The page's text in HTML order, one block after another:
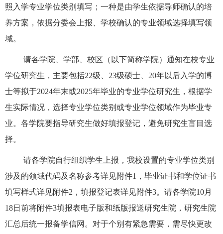
照入学专业学位类别填写；一种是由学生依据导师确认的培
养方案，依据分委会上报、学校确认的专业领域选择填写领
域。
请各学院、学部、校区（以下简称学院）通知在校专业
学位研究生，主要包括22级、 23级硕士、 20年以后入学的博
士等拟于2024年末或2025年毕业的专业学位研究生，根据学
生实际情况，选择专业学位类别或专业学位领域作为毕业专
业。各学院要指导研究生做好填报登记，避免研究生盲目选
择。
请各学院自行组织学生上报，我校设置的专业学位类别
涉及的领域代码及名称参考详见附件1 ，毕业证书和学位证书
填写样式详见附件2 ，填报登记表详见附件3。请各学院10月
18日前将附件3填报表电子版和纸版报送研究生院，研究生院
汇总后统一报备学信网。对于个别有紧急需要，需尽快更改